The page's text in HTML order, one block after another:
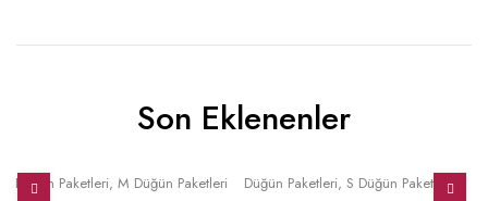
Son Eklenenler
Sale
Düğün Paketleri,M Düğün Paketleri Düğün Paketleri,S Düğün Paketleri